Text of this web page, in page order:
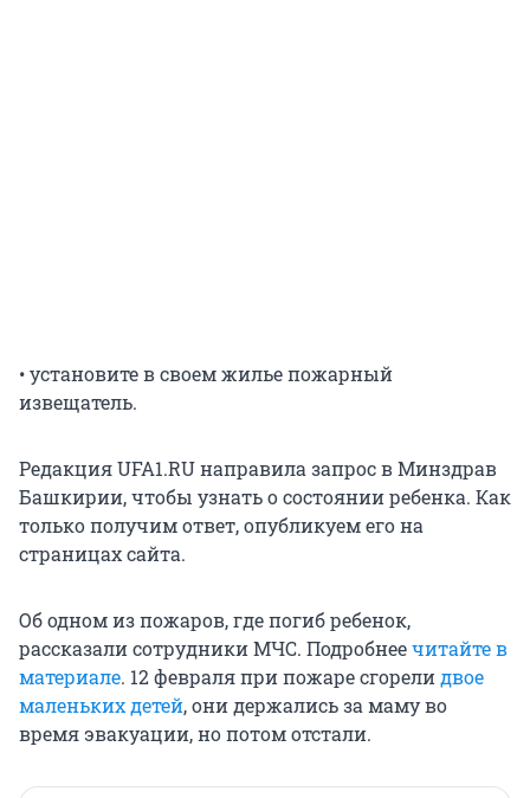
• установите в своем жилье пожарный
извещатель.
Редакция UFA1.RU направила запрос в Минздрав
Башкирии, чтобы узнать о состоянии ребенка. Как
только получим ответ, опубликуем его на
страницах сайта.
Об одном из пожаров, где погиб ребенок,
рассказали сотрудники МЧС. Подробнеечитайте в
материале. 12 февраля при пожаре сгорелидвое
маленьких детей, они держались за маму во
время эвакуации, но потом отстали.